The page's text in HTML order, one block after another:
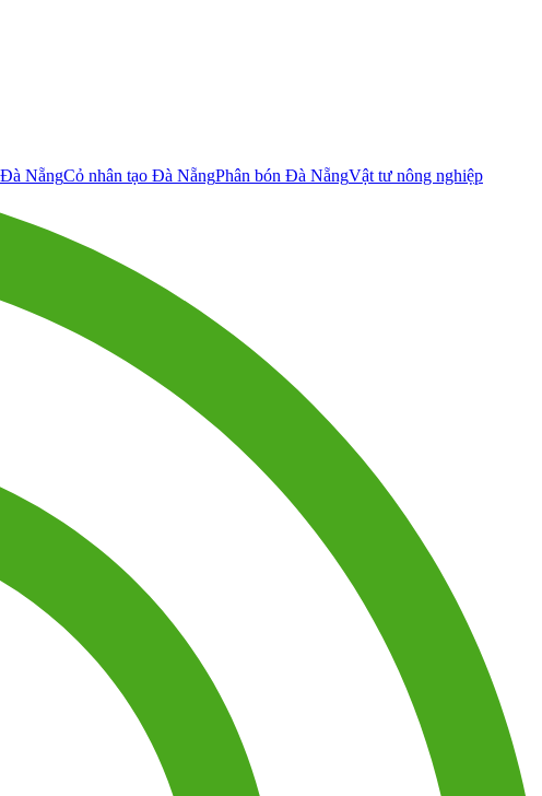
NẵngCỏ nhân tạo Đà NẵngPhân bón Đà NẵngVật tư nông nghiệp